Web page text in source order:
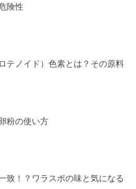
険性
テノイド）色素とは？その原料
粉の使い方
致！？ワラスボの味と気になる